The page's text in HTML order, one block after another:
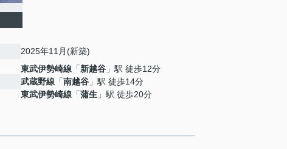
2025年11月(新築)
東武伊勢崎線 「新越谷 」駅 徒歩12分
武蔵野線 「南越谷 」駅 徒歩14分
東武伊勢崎線 「蒲生 」駅 徒歩20分